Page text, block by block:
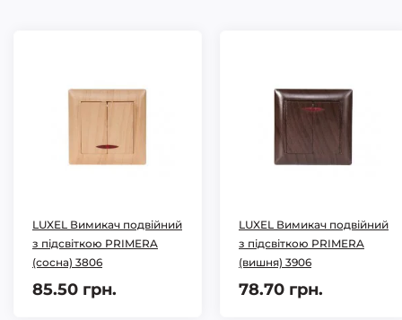
LUXEL Вимикач подвійний
з підсвіткою PRIMERA
(сосна) 3806
85.50 грн.
LUXEL Вимикач подвійний
з підсвіткою PRIMERA
(вишня) 3906
78.70 грн.